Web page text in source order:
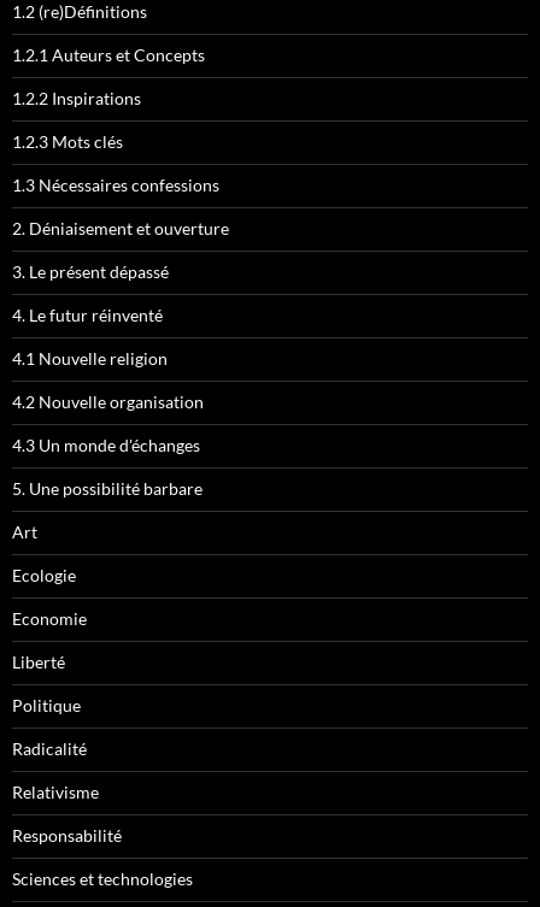
1.2 (re)Définitions
1.2.1 Auteurs et Concepts
1.2.2 Inspirations
1.2.3 Mots clés
1.3 Nécessaires confessions
2. Déniaisement et ouverture
3. Le présent dépassé
4. Le futur réinventé
4.1 Nouvelle religion
4.2 Nouvelle organisation
4.3 Un monde d'échanges
5. Une possibilité barbare
Art
Ecologie
Economie
Liberté
Politique
Radicalité
Relativisme
Responsabilité
Sciences et technologies